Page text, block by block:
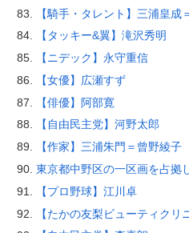
【騎手・タレント】三浦皇成
【タッキー&翼】滝沢秀明
【ニデック】永守重信
【女優】広瀬すず
【俳優】阿部寛
【自由民主党】河野太郎
【作家】三浦朱門＝曾野綾子
東京都中野区の一区画を占拠
【プロ野球】江川卓
【たかの友梨ビューティクリ